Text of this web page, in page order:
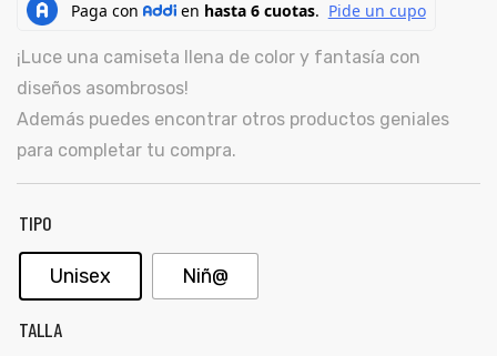
SIGUENOS EN REDES
¡Luce una camiseta llena de color y fantasía con
diseños asombrosos!
Además puedes encontrar otros productos geniales
para completar tu compra.
TIPO
Unisex Niñ@
TALLA
Store